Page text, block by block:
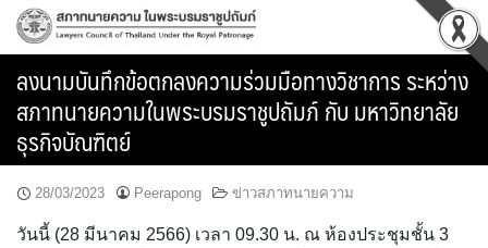
Skip
ลงนามบันทึกข้อตกลงความร่วมมือทางวิชาการ ระหว่าง
สภาทนายความในพระบรมราชูปถัมภ์ กับ มหาวิทยาลัย
ธุรกิจบัณฑิตย์
28/03/2023 Peerapong ข่าวสภาทนายความ
วันนี้ (28 มีนาคม 2566) เวลา 09.30 น. ณ ห้องประชุมชั้น 3